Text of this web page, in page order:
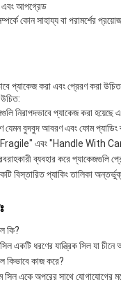
এবং আপগ্রেড
কোন সাহায্য বা পরামর্শের
প্যাকেজ করা এবং প্রেরণ করা
উচিত:
নিরাপদভাবে প্যাকেজ করা হয়েছে
বুদবুদ আবরণ এবং ফোম প্যাডিং
"Fragile" এবং "Handle With
ব্যবহার করে প্যাকেজগুলি
বিস্তারিত প্যাকিং তালিকা
কি?
একটি ধরণের যান্ত্রিক সিল যা
কিভাবে কাজ করে?
সিল একে অপরের সাথে যোগাযোগের